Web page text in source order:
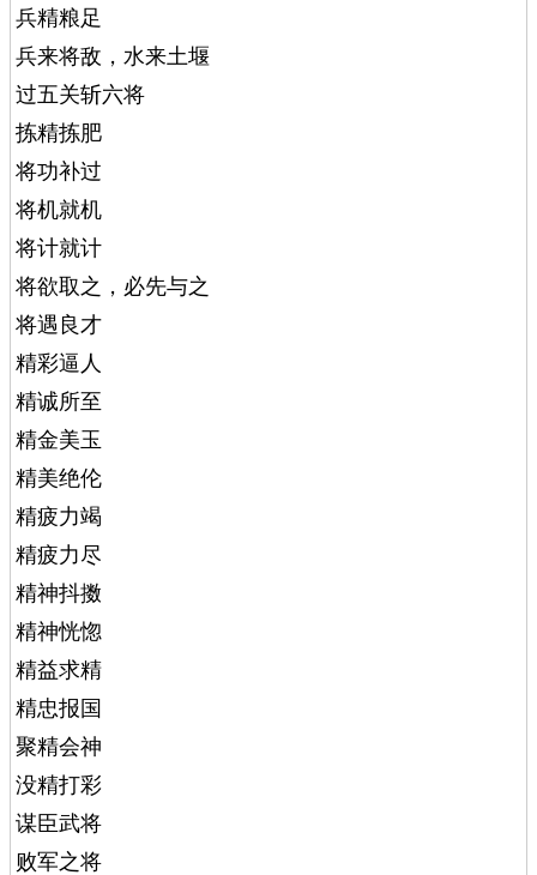
兵精粮足
兵来将敌，水来土堰
过五关斩六将
拣精拣肥
将功补过
将机就机
将计就计
将欲取之，必先与之
将遇良才
精彩逼人
精诚所至
精金美玉
精美绝伦
精疲力竭
精疲力尽
精神抖擞
精神恍惚
精益求精
精忠报国
聚精会神
没精打彩
谋臣武将
败军之将